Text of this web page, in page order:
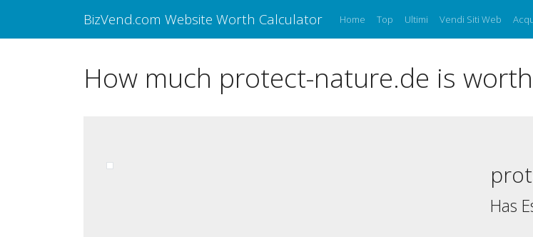
BizVend.com Website Worth Calculator Home Top Ultimi Vendi Siti Web
How much protect-nature.de is
Has